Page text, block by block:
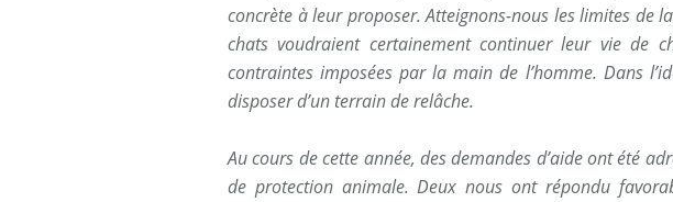
concrète à leur proposer. Atteignons-nous les limites de
chats voudraient certainement continuer leur vie de
contraintes imposées par la main de l’homme. Dans
disposer d’un terrain de relâche.
Au cours de cette année, des demandes d’aide ont été
de protection animale. Deux nous ont répondu